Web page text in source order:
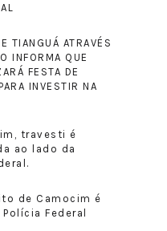
TIANGUÁ ATRAVÉS
INFORMA QUE
FESTA DE
INVESTIR NA
travesti é
ao lado da
de Camocim é
Federal